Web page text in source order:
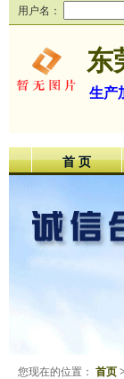
用户名：
东
生产
首 页
您现在的位置： 首页